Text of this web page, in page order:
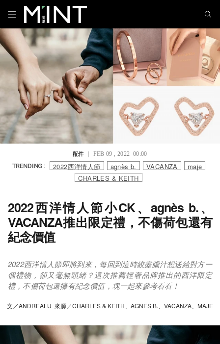
配件｜ FEB 09 , 2022 00:00
TRENDING : 2022西洋情人節 agnès b. VACANZA
maje
CHARLES & KEITH
2022西洋情人節小CK、agnès b.、
VACANZA推出限定禮，不傷荷包還有
紀念價值
2022西洋情人節即將到來，每回到這時絞盡腦汁想送給對方一
個禮物，卻又毫無頭緒？這次推薦輕奢品牌推出的西洋限定
禮，不傷荷包還擁有紀念價值，塊一起來參考看看！
文／ANDREALU 來源／CHARLES & KEITH、AGNÈS B.、VACANZA、MAJE